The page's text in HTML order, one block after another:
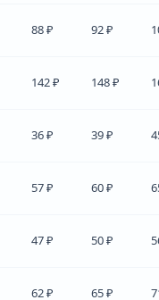
88 ₽ 92 ₽
142 ₽ 148 ₽
36 ₽ 39 ₽
57 ₽ 60 ₽
47 ₽ 50 ₽
62 ₽ 65 ₽